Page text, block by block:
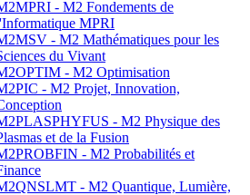
- M2 Fondements de
MPRI
- M2 Mathématiques pour les
du Vivant
- M2 Optimisation
- M2 Projet, Innovation,
- M2 Physique des
et de la Fusion
- M2 Probabilités et
- M2 Quantique, Lumière,